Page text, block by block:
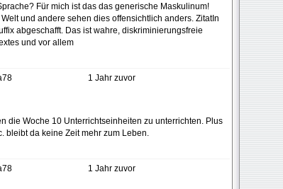
Für mich ist das das generische Maskulinum!
und andere sehen dies offensichtlich anders. ZitatIn
abgeschafft. Das ist wahre, diskriminierungsfreie
und vor allem
1 Jahr zuvor
die Woche 10 Unterrichtseinheiten zu unterrichten. Plus
bleibt da keine Zeit mehr zum Leben.
1 Jahr zuvor